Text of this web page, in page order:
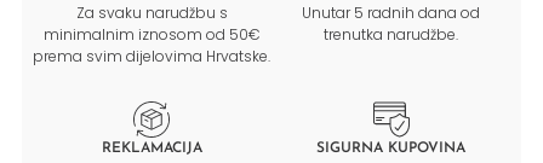
Za svaku narudžbu s
minimalnim iznosom od 50€
prema svim dijelovima Hrvatske.
Unutar 5 radnih dana od
trenutka narudžbe.
REKLAMACIJA SIGURNA KUPOVINA